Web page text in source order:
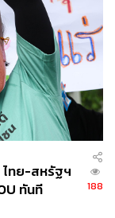
ไทย-สหรัฐฯ
ทันที
188